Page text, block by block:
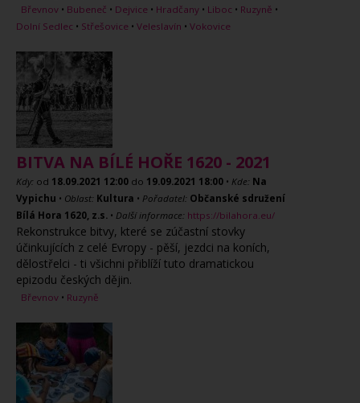
Břevnov • Bubeneč • Dejvice • Hradčany • Liboc • Ruzyně •
Dolní Sedlec • Střešovice • Veleslavín • Vokovice
BITVA NA BÍLÉ HOŘE 1620 - 2021
Kdy: od 18.09.2021 12:00 do 19.09.2021 18:00 • Kde: Na
Vypichu • Oblast: Kultura • Pořadatel: Občanské sdružení
Bílá Hora 1620, z.s. • Další informace: https://bilahora.eu/
Rekonstrukce bitvy, které se zúčastní stovky
účinkujících z celé Evropy - pěší, jezdci na koních,
dělostřelci - ti všichni přiblíží tuto dramatickou
epizodu českých dějin.
Břevnov • Ruzyně